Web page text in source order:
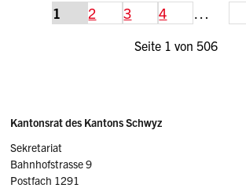
1 2 3 4 …
Seite 1 von 506
Sidebar
Adresse
Kantonsrat des Kantons Schwyz
Sekretariat
Bahnhofstrasse 9
Postfach 1291